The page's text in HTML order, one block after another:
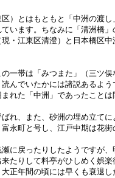
）とはもともと「中洲の渡し
います。ちなみに「清洲橋」
・江東区清澄）と日本橋区中
一帯は「みつまた」（三ツ俣
んでいたかには諸説あるよう
れた「中洲」であったことは
れ、また、砂洲の埋め立てに
永町と号し、江戸中期は花街
に戻ったりしたようですが、
たりして料亭がひしめく娯楽
正年間の頃には早くも衰退し